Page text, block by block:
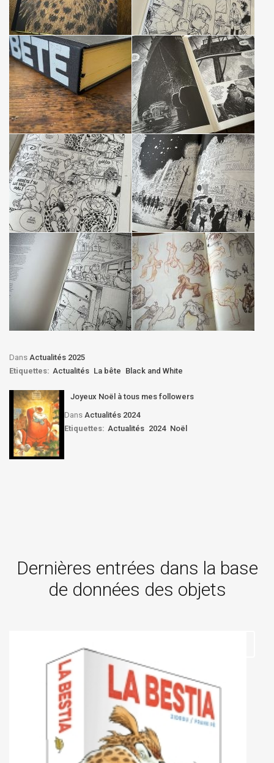
Dans Actualités 2025
Etiquettes: Actualités La bête Black and White
Joyeux Noël à tous mes followers
Dans Actualités 2024
Etiquettes: Actualités 2024 Noël
Dernières entrées dans la base
de données des objets